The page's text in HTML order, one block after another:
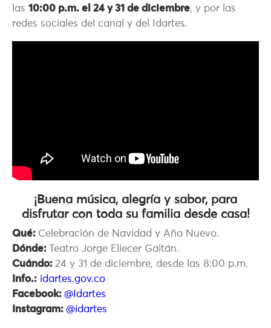
las 10:00 p.m. el 24 y 31 de diciembre, y por las
redes sociales del canal y del Idartes.
¡Buena música, alegría y sabor, para
disfrutar con toda su familia desde casa!
Qué: Celebración de Navidad y Año Nuevo.
Dónde:
Teatro Jorge Eliecer Gaitán.
Cuándo: 24 y 31 de diciembre, desde las 8:00 p.m.
Info.: idartes.gov.co
Facebook: @Idartes
Instagram: @idartes